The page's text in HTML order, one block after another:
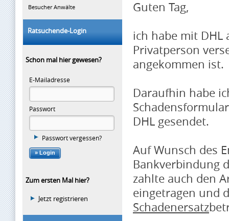
Besucher Anwälte
Ratsuchende-Login
Schon mal hier gewesen?
E-Mailadresse
Passwort
Passwort vergessen?
Zum ersten Mal hier?
Jetzt registrieren
Guten Tag,
ich habe mit DHL
Privatperson
angekommen ist.
Daraufhin habe
DHL gesendet.
Auf Wunsch des
Bankverbindung
zahlte auch den
eingetragen und
Schadenersatz